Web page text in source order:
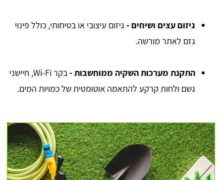
גיזום עצים ושיחים - גיזום עיצובי או בטיחותי, כולל פינוי
גזם לאתר מורשה.
התקנת מערכות השקיה ממוחשבות-
בקר Wi-Fi, חיישני
גשם ולחות קרקע להתאמה אוטומטית של כמויות המים.